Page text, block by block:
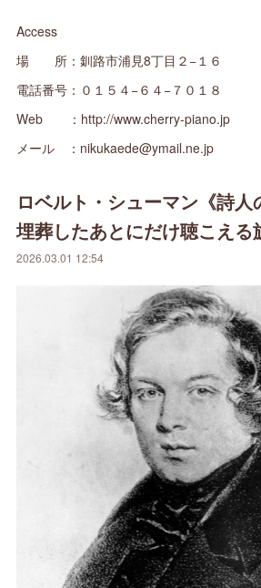
Access
場 所：釧路市浦見8丁目２−１６
電話番号：０１５４−６４−７０１８
Web ：http://www.cherry-piano.jp
メール ：nikukaede@ymail.ne.jp
ロベルト・シューマン《詩
埋葬したあとにだけ聴こえ
2026.03.01 12:54